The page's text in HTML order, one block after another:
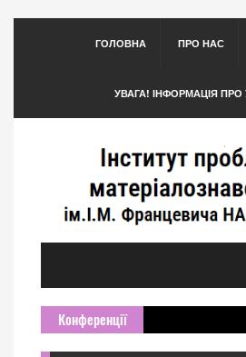
ГОЛОВНА ПРО НАС
УВАГА! ІНФОРМАЦІЯ ПРО
Конференції